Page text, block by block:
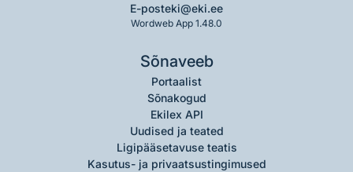
E-posteki@eki.ee
Wordweb App 1.48.0
Sõnaveeb
Portaalist
Sõnakogud
Ekilex API
Uudised ja teated
Ligipääsetavuse teatis
Kasutus- ja privaatsustingimused